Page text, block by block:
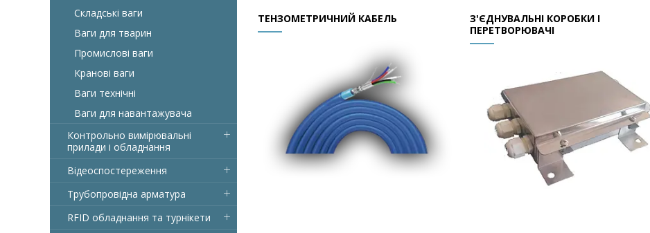
ТЕНЗОМЕТРИЧНИЙ КАБЕЛЬ
З'ЄДНУВАЛЬНІ КОРОБКИ І
ПЕРЕТВОРЮВАЧІ
Складські ваги
Ваги для тварин
Промислові ваги
Кранові ваги
Ваги технічні
Ваги для навантажувача
Контрольно вимірювальні
прилади і обладнання
Відеоспостереження
Трубопровідна арматура
RFID обладнання та турнікети